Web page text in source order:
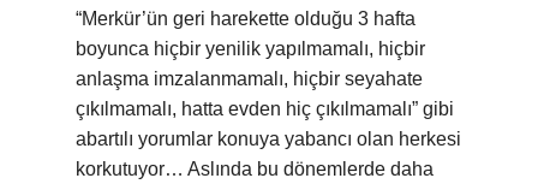
“Merkür’ün geri harekette olduğu 3 hafta
boyunca hiçbir yenilik yapılmamalı, hiçbir
anlaşma imzalanmamalı, hiçbir seyahate
çıkılmamalı, hatta evden hiç çıkılmamalı” gibi
abartılı yorumlar konuya yabancı olan herkesi
korkutuyor… Aslında bu dönemlerde daha